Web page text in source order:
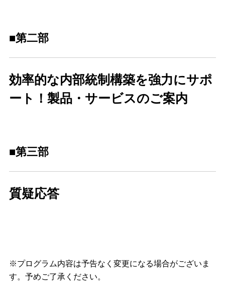
■第二部
効率的な内部統制構築を強力にサポ
ート！製品・サービスのご案内
■第三部
質疑応答
※プログラム内容は予告なく変更になる場合がございま
す。予めご了承ください。